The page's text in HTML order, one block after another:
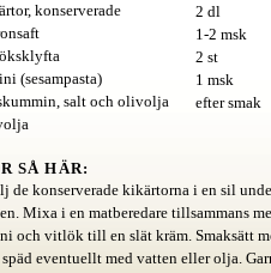
konserverade
2 dl
1-2 msk
2 st
(sesampasta)
1 msk
salt och olivolja
efter smak
SÅ HÄR:
de konserverade kikärtorna i en sil
Mixa i en matberedare tillsammans
och vitlök till en slät kräm. Smaksätt
eventuellt med vatten eller olja.